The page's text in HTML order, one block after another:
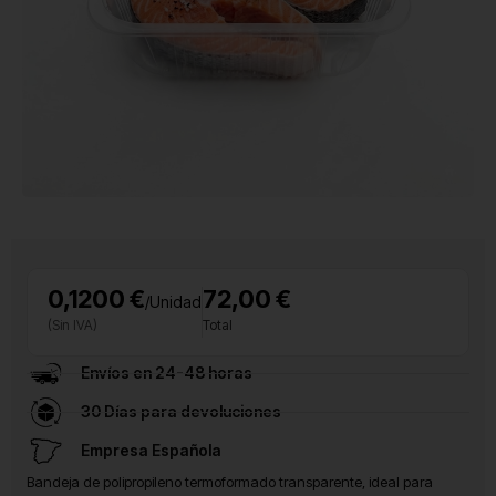
0,1200 €/Unidad
(Sin IVA)
72,00 €
Total
Envíos en 24-48 horas
30 Días para devoluciones
Empresa Española
Bandeja de polipropileno termoformado transparente, ideal para